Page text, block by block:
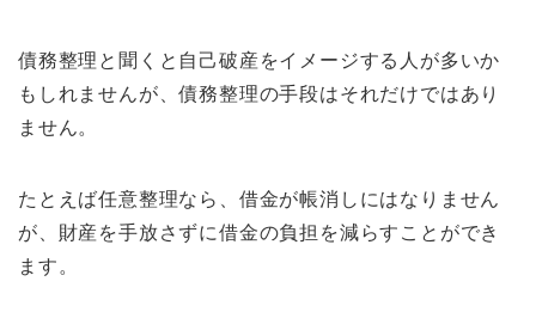
債務整理と聞くと自己破産をイメージする人が多いか
もしれませんが、債務整理の手段はそれだけではあり
ません。
たとえば任意整理なら、借金が帳消しにはなりません
が、財産を手放さずに借金の負担を減らすことができ
ます。